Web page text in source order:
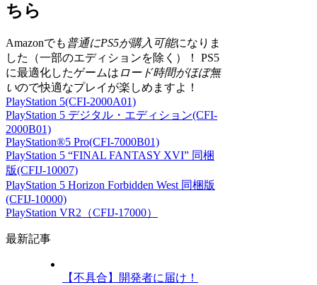
ちら
Amazonでも 普通にPS5が購入可能になりま
した（一部のエディションを除く）！ PS5
に最適化したゲームは ロード時間がほぼ無
いので快適なプレイが楽しめますよ！
PlayStation 5(CFI-2000A01)
PlayStation 5 デジタル・エディション(CFI-
2000B01)
PlayStation®5 Pro(CFI-7000B01)
PlayStation 5 “FINAL FANTASY XVI” 同梱
版(CFIJ-10007)
PlayStation 5 Horizon Forbidden West 同梱版
(CFIJ-10000)
PlayStation VR2（CFIJ-17000）
最新記事
【不具合】開発者に届け！